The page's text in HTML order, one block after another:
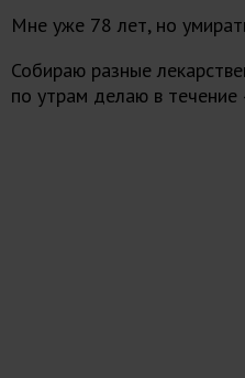
Мне уже 78 лет, но
Собираю разные
по утрам делаю в течение